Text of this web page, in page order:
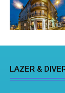
LAZER &